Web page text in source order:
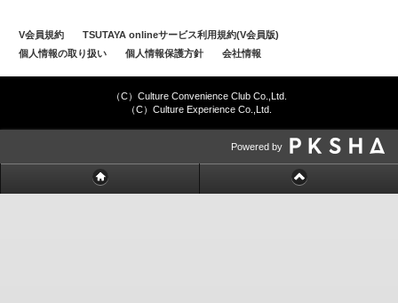
V会員規約
TSUTAYA onlineサービス利用規約(V会員版)
個人情報の取り扱い
個人情報保護方針 会社情報
（C）Culture Convenience Club Co.,Ltd.
（C）Culture Experience Co.,Ltd.
Powered by